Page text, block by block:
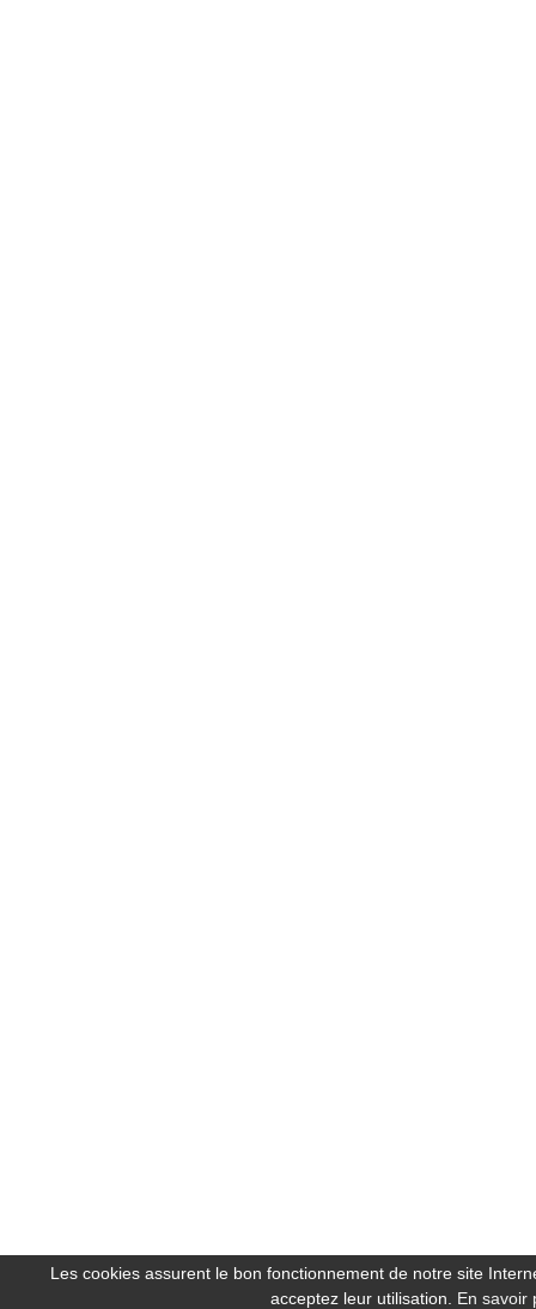
Les cookies assurent le bon fonctionnement de notre site
acceptez leur utilisation. En savoir